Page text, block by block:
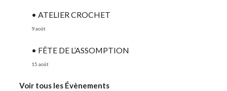
• ATELIER CROCHET
9 août
• FÊTE DE L’ASSOMPTION
15 août
Voir tous les Évènements